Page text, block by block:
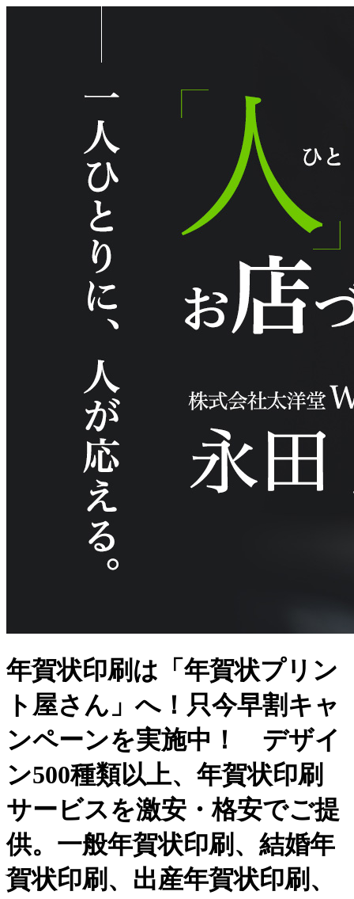
年賀状印刷は「年賀状プリン
ト屋さん」へ！只今早割キャ
ンペーンを実施中！ デザイ
ン500種類以上、年賀状印刷
サービスを激安・格安でご提
供。一般年賀状印刷、結婚年
賀状印刷、出産年賀状印刷、